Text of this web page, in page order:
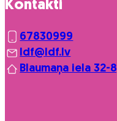
Kontakti
67830999
ldf@ldf.lv
Blaumaņa iela 32-